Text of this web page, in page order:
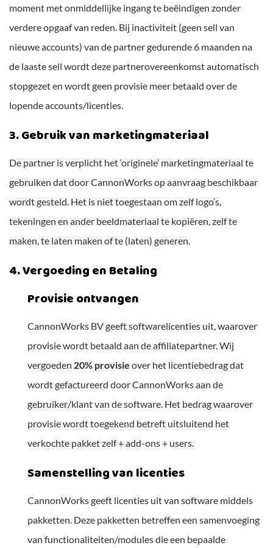
moment met onmiddellijke ingang te beëindigen zonder
verdere opgaaf van reden. Bij inactiviteit (geen sell van
nieuwe accounts) van de partner gedurende 6 maanden na
de laaste sell wordt deze partnerovereenkomst automatisch
stopgezet en wordt geen provisie meer betaald over de
lopende accounts/licenties.
3. Gebruik van marketingmateriaal
De partner is verplicht het ‘originele’ marketingmateriaal te
gebruiken dat door CannonWorks op aanvraag beschikbaar
wordt gesteld. Het is niet toegestaan om zelf logo’s,
tekeningen en ander beeldmateriaal te kopiëren, zelf te
maken, te laten maken of te (laten) generen.
4. Vergoeding en Betaling
Provisie ontvangen
CannonWorks BV geeft softwarelicenties uit, waarover
provisie wordt betaald aan de affiliatepartner. Wij
vergoeden 20% provisie over het licentiebedrag dat
wordt gefactureerd door CannonWorks aan de
gebruiker/klant van de software. Het bedrag waarover
provisie wordt toegekend betreft uitsluitend het
verkochte pakket zelf + add-ons + users.
Samenstelling van licenties
CannonWorks geeft licenties uit van software middels
pakketten. Deze pakketten betreffen een samenvoeging
van functionaliteiten/modules die een bepaalde